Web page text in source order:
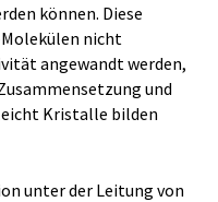
können. Diese
nicht
angewandt werden,
und
Kristalle bilden
unter der Leitung von